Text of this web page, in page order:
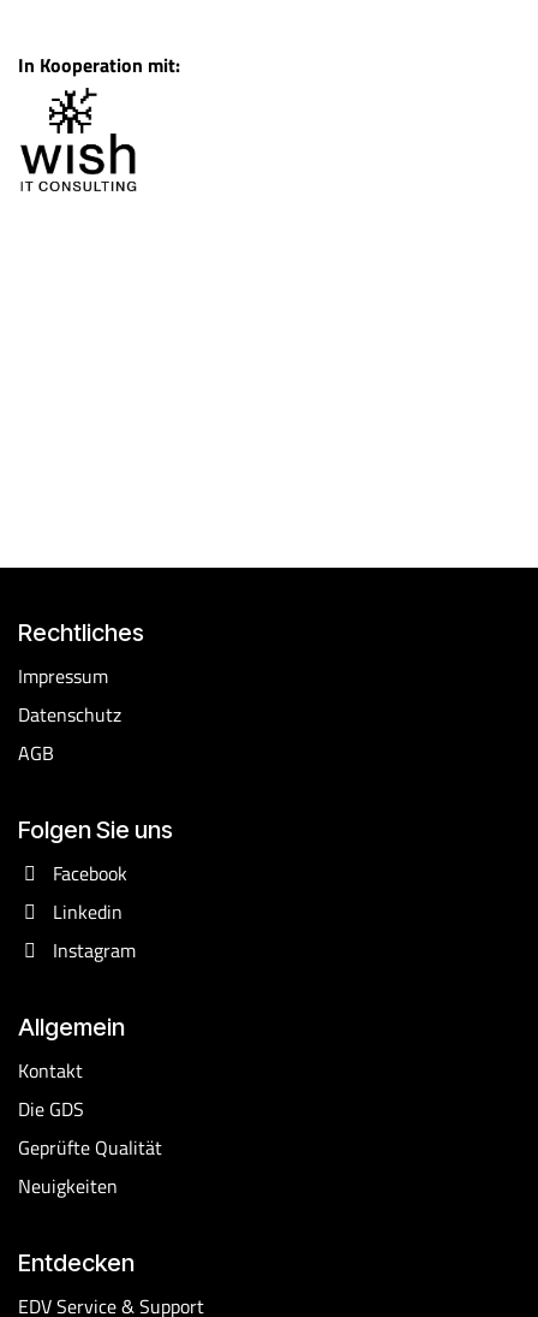
In Kooperation mit:
Rechtliches
​Impressum
Datenschutz
AGB
Folgen Sie uns
Facebook
Linkedin
Instagram
Allgemein
Kontakt
Die GDS
Geprüfte Qualität
Neuigkeiten
Entdecken
EDV Service & Support